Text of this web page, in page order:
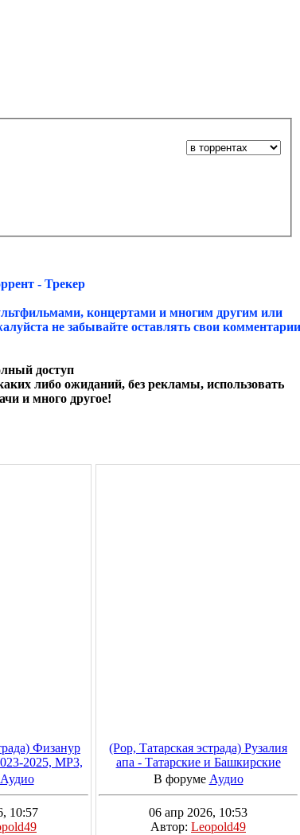
- Трекер
концертами и многим другим или
не забывайте оставлять свои комментарии
доступ
либо ожиданий, без рекламы, использовать
и много другое!
Физанур
2025, MP3,
Аудио
10:57
(Pop, Татарская эстрада) Рузалия
апа - Татарские и Башкирские
народные песни под баян, 2025,
MP3, 320 kbps
В форуме Аудио
06 апр 2026, 10:53
Автор: Leopold49